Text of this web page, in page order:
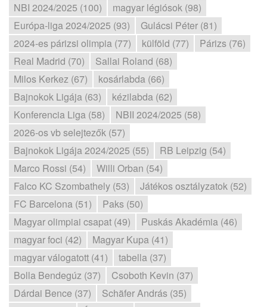
NBI 2024/2025 (100)
magyar légiósok (98)
Európa-liga 2024/2025 (93)
Gulácsi Péter (81)
2024-es párizsi olimpia (77)
külföld (77)
Párizs (76)
Real Madrid (70)
Sallai Roland (68)
Milos Kerkez (67)
kosárlabda (66)
Bajnokok Ligája (63)
kézilabda (62)
Konferencia Liga (58)
NBII 2024/2025 (58)
2026-os vb selejtezők (57)
Bajnokok Ligája 2024/2025 (55)
RB Leipzig (54)
Marco Rossi (54)
Willi Orban (54)
Falco KC Szombathely (53)
Játékos osztályzatok (52)
FC Barcelona (51)
Paks (50)
Magyar olimpiai csapat (49)
Puskás Akadémia (46)
magyar foci (42)
Magyar Kupa (41)
magyar válogatott (41)
tabella (37)
Bolla Bendegúz (37)
Csoboth Kevin (37)
Dárdai Bence (37)
Schäfer András (35)